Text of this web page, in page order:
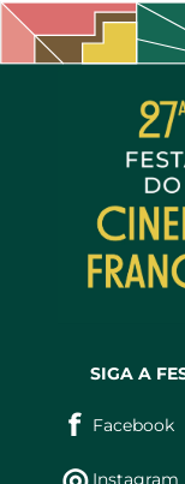
SIGA A
f Facebook
Instagram